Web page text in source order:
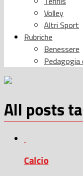
Volley
Altri Sport
Rubriche
Benessere
All posts
Calcio